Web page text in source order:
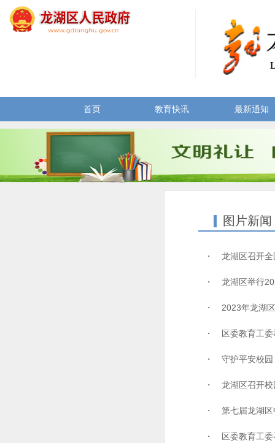
首页 教育快讯 最新通知
图片新闻
・ 龙湖区召开全
・ 龙湖区举行
・ 2023年龙湖
・ 区委教育工委
・ 守护平安校园
・ 龙湖区召开校
・ 第七届龙湖区
・ 区委教育工委